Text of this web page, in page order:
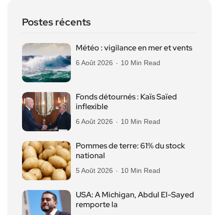
Postes récents
Météo : vigilance en mer et vents
6 Août 2026 10 Min Read
Fonds détournés : Kaïs Saïed
inflexible
6 Août 2026 10 Min Read
Pommes de terre: 61% du stock
national
5 Août 2026 10 Min Read
USA: A Michigan, Abdul El-Sayed
remporte la